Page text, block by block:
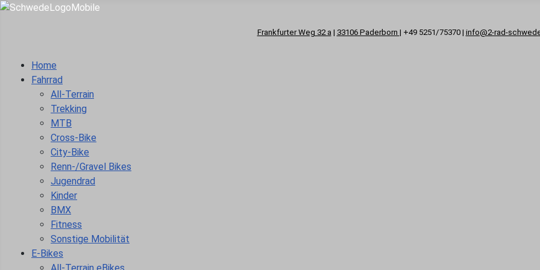
Frankfurter Weg 32 a | 33106 Paderborn | +49 5251/75370 | info@2-rad-
Home
Fahrrad
All-Terrain
Trekking
MTB
Cross-Bike
City-Bike
Renn-/Gravel Bikes
Jugendrad
Kinder
BMX
Fitness
Sonstige Mobilität
E-Bikes